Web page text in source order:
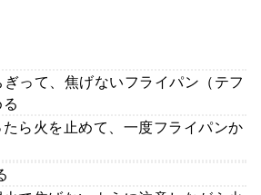
って、焦げないフライパン（テフ
たら火を止めて、一度フライパンか